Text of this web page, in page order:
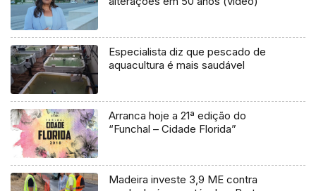
Especialista diz que pescado de
aquacultura é mais saudável
Arranca hoje a 21ª edição do
“Funchal – Cidade Florida”
Madeira investe 3,9 ME contra